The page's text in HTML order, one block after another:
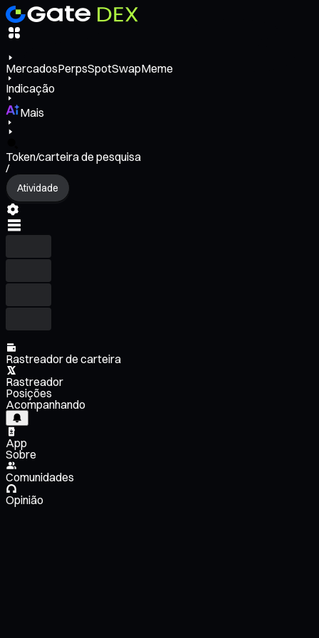
MercadosPerpsSpotSwapMeme
Indicação
Mais
Token/carteira de pesquisa
/
Atividade
Rastreador de carteira
Rastreador
Posições
Acompanhando
App
Sobre
Comunidades
Opinião